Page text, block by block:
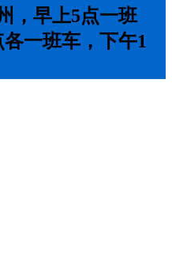
，早上5点一班
一班车，下午1